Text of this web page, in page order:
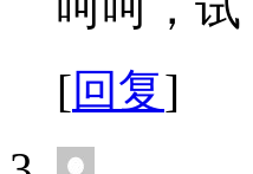
[回复]